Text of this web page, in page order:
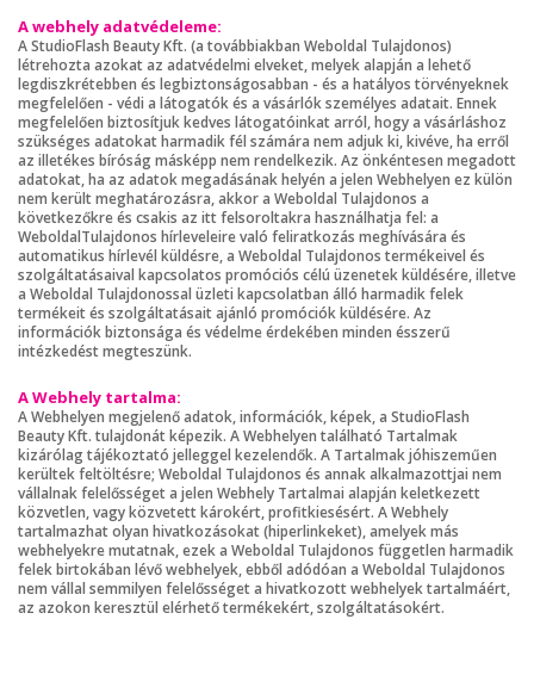
A webhely adatvédeleme:
A StudioFlash Beauty Kft. (a továbbiakban Weboldal Tulajdonos)
létrehozta azokat az adatvédelmi elveket, melyek alapján a lehető
legdiszkrétebben és legbiztonságosabban - és a hatályos törvényeknek
megfelelően - védi a látogatók és a vásárlók személyes adatait. Ennek
megfelelően biztosítjuk kedves látogatóinkat arról, hogy a vásárláshoz
szükséges adatokat harmadik fél számára nem adjuk ki, kivéve, ha erről
az illetékes bíróság másképp nem rendelkezik. Az önkéntesen megadott
adatokat, ha az adatok megadásának helyén a jelen Webhelyen ez külön
nem került meghatározásra, akkor a Weboldal Tulajdonos a
következőkre és csakis az itt felsoroltakra használhatja fel: a
WeboldalTulajdonos hírleveleire való feliratkozás meghívására és
automatikus hírlevél küldésre, a Weboldal Tulajdonos termékeivel és
szolgáltatásaival kapcsolatos promóciós célú üzenetek küldésére, illetve
a Weboldal Tulajdonossal üzleti kapcsolatban álló harmadik felek
termékeit és szolgáltatásait ajánló promóciók küldésére. Az
információk biztonsága és védelme érdekében minden ésszerű
intézkedést megteszünk.
A Webhely tartalma:
A Webhelyen megjelenő adatok, információk, képek, a StudioFlash
Beauty Kft. tulajdonát képezik. A Webhelyen található Tartalmak
kizárólag tájékoztató jelleggel kezelendők. A Tartalmak jóhiszeműen
kerültek feltöltésre; Weboldal Tulajdonos és annak alkalmazottjai nem
vállalnak felelősséget a jelen Webhely Tartalmai alapján keletkezett
közvetlen, vagy közvetett károkért, profitkiesésért. A Webhely
tartalmazhat olyan hivatkozásokat (hiperlinkeket), amelyek más
webhelyekre mutatnak, ezek a Weboldal Tulajdonos független harmadik
felek birtokában lévő webhelyek, ebből adódóan a Weboldal Tulajdonos
nem vállal semmilyen felelősséget a hivatkozott webhelyek tartalmáért,
az azokon keresztül elérhető termékekért, szolgáltatásokért.